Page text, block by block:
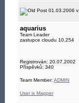
01.03.2006 v
aquarius
Team Leader
zastupce cloudu 10.254
Registrován: 20.07.2002
Příspěvků: 340
Team Member: ADMIN
User is Mapper